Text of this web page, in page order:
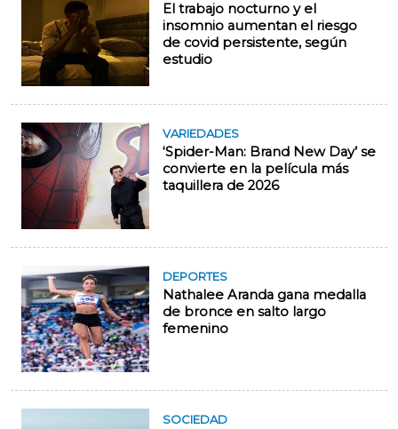
El trabajo nocturno y el
insomnio aumentan el riesgo
de covid persistente, según
estudio
VARIEDADES
‘Spider-Man: Brand New Day’ se
convierte en la película más
taquillera de 2026
DEPORTES
Nathalee Aranda gana medalla
de bronce en salto largo
femenino
SOCIEDAD